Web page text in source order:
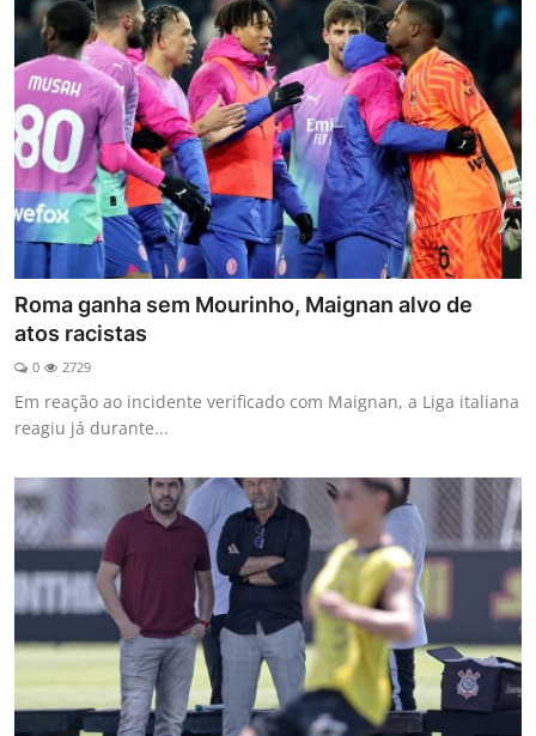
Roma ganha sem Mourinho, Maignan alvo de
atos racistas
0 2729
Em reação ao incidente verificado com Maignan, a Liga italiana
reagiu já durante...